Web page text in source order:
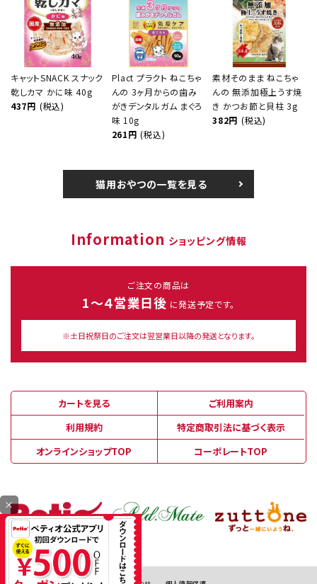
キャットSNACK スナック
乾しカマ かに味 40g
437円 (税込)
Plact プラクト ねこちゃ
んの 3ヶ月からの歯み
がきデンタルガム まぐろ
味 10g
261円 (税込)
素材そのまま ねこちゃ
んの 無添加極上うす焼
き かつお節と貝柱 3g
382円 (税込)
猫用おやつの一覧を見る
Information ショッピング情報
ご注文の商品は
1～４営業日後 に発送予定です。
※土日祝祭日のご注文は翌営業日以降の発送となります。
カートを見る
ご利用案内
利用規約
特定商取引法に基づく表示
オンラインショップTOP
コーポレートTOP
×